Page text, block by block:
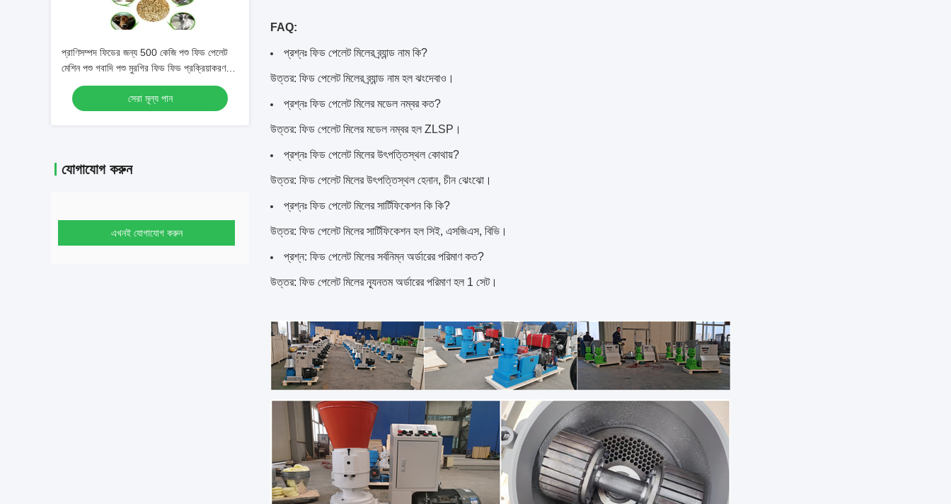
প্রাণিসম্পদ ফিডের জন্য 500 কেজি পশু ফিড পেলেট
মেশিন পশু গবাদি পশু মুরগির ফিড ফিড প্রক্রিয়াকরণ
সেরা মূল্য পান
যোগাযোগ করুন
এখনই যোগাযোগ করুন
FAQ:
প্রশ্নঃ ফিড পেলেট মিলের ব্র্যান্ড নাম কি?
উত্তর: ফিড পেলেট মিলের ব্র্যান্ড নাম হল ঝংদেবাও।
প্রশ্নঃ ফিড পেলেট মিলের মডেল নম্বর কত?
উত্তর: ফিড পেলেট মিলের মডেল নম্বর হল ZLSP।
প্রশ্নঃ ফিড পেলেট মিলের উৎপত্তিস্থল কোথায়?
উত্তর: ফিড পেলেট মিলের উৎপত্তিস্থল হেনান, চীন ঝেংঝো।
প্রশ্নঃ ফিড পেলেট মিলের সার্টিফিকেশন কি কি?
উত্তর: ফিড পেলেট মিলের সার্টিফিকেশন হল সিই, এসজিএস, বিভি।
প্রশ্ন: ফিড পেলেট মিলের সর্বনিম্ন অর্ডারের পরিমাণ কত?
উত্তর: ফিড পেলেট মিলের ন্যূনতম অর্ডারের পরিমাণ হল 1 সেট।